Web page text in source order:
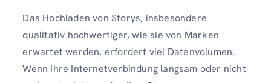
Das Hochladen von Storys, insbesondere
qualitativ hochwertiger, wie sie von Marken
erwartet werden, erfordert viel Datenvolumen.
Wenn Ihre Internetverbindung langsam oder nicht